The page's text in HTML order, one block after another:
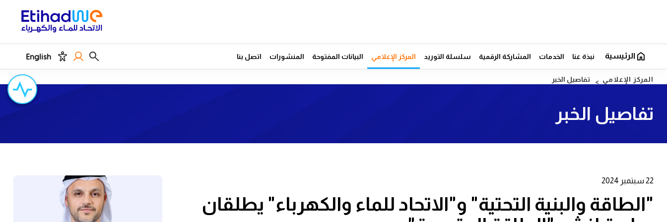
الرئيسية نبذة عنا الخدمات المشاركة الرقمية سلسلة التوريد المركز الإعلامي البيانات المفتوحة المنشورات اتصل بنا English
المركز الإعلامي تفاصيل الخبر
تفاصيل الخبر
22 سبتمبر 2024
"الطاقة والبنية التحتية" و"الاتحاد للماء والكهرباء" يطلقان